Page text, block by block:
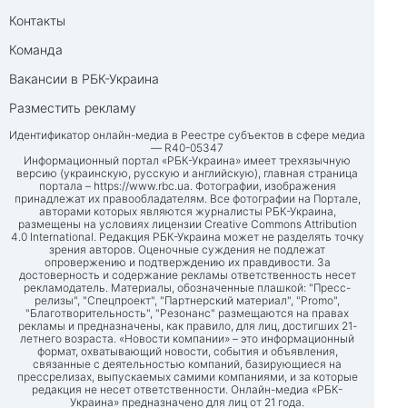
Контакты
Команда
Вакансии в РБК-Украина
Разместить рекламу
Идентификатор онлайн-медиа в Реестре субъектов в сфере медиа
— R40-05347
Информационный портал «РБК-Украина» имеет трехязычную
версию (украинскую, русскую и английскую), главная страница
портала – https://www.rbc.ua. Фотографии, изображения
принадлежат их правообладателям. Все фотографии на Портале,
авторами которых являются журналисты РБК-Украина,
размещены на условиях лицензии Creative Commons Attribution
4.0 International. Редакция РБК-Украина может не разделять точку
зрения авторов. Оценочные суждения не подлежат
опровержению и подтверждению их правдивости. За
достоверность и содержание рекламы ответственность несет
рекламодатель. Материалы, обозначенные плашкой: "Пресс-
релизы", "Спецпроект", "Партнерский материал", "Promo",
"Благотворительность", "Резонанс" размещаются на правах
рекламы и предназначены, как правило, для лиц, достигших 21-
летнего возраста. «Новости компании» – это информационный
формат, охватывающий новости, события и объявления,
связанные с деятельностью компаний, базирующиеся на
прессрелизах, выпускаемых самими компаниями, и за которые
редакция не несет ответственности. Онлайн-медиа «РБК-
Украина» предназначено для лиц от 21 года.